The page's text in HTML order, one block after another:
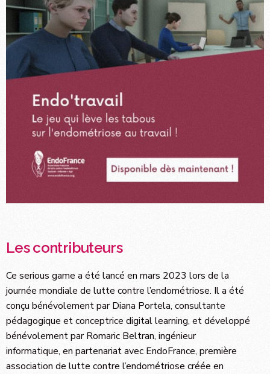
Les contributeurs
Ce serious game a été lancé en mars 2023 lors de la
journée mondiale de lutte contre l’endométriose. Il a été
conçu bénévolement par Diana Portela, consultante
pédagogique et conceptrice digital learning, et développé
bénévolement par Romaric Beltran, ingénieur
informatique, en partenariat avec EndoFrance, première
association de lutte contre l’endométriose créée en